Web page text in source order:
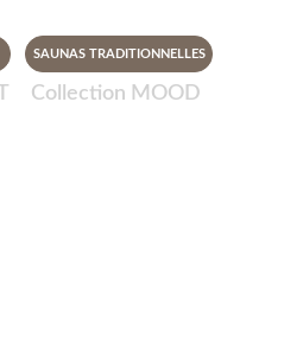
SAUNAS TRADITIONNELLES
Collection MOOD